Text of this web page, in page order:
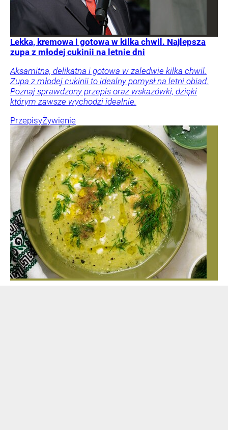
Lekka, kremowa i gotowa w kilka chwil. Najlepsza
zupa z młodej cukinii na letnie dni
Aksamitna, delikatna i gotowa w zaledwie kilka chwil.
Zupa z młodej cukinii to idealny pomysł na letni obiad.
Poznaj sprawdzony przepis oraz wskazówki, dzięki
którym zawsze wychodzi idealnie.
PrzepisyŻywienie